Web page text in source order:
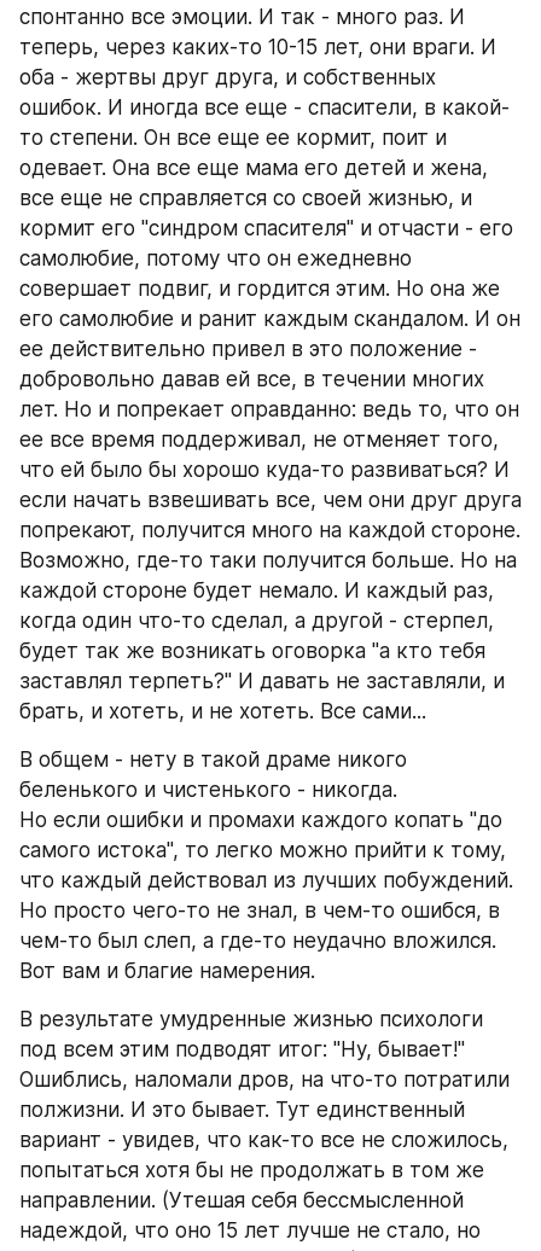
спонтанно все эмоции. И так - много раз. И
теперь, через каких-то 10-15 лет, они враги. И
оба - жертвы друг друга, и собственных
ошибок. И иногда все еще - спасители, в какой-
то степени. Он все еще ее кормит, поит и
одевает. Она все еще мама его детей и жена,
все еще не справляется со своей жизнью, и
кормит его "синдром спасителя" и отчасти - его
самолюбие, потому что он ежедневно
совершает подвиг, и гордится этим. Но она же
его самолюбие и ранит каждым скандалом. И он
ее действительно привел в это положение -
добровольно давав ей все, в течении многих
лет. Но и попрекает оправданно: ведь то, что он
ее все время поддерживал, не отменяет того,
что ей было бы хорошо куда-то развиваться? И
если начать взвешивать все, чем они друг друга
попрекают, получится много на каждой стороне.
Возможно, где-то таки получится больше. Но на
каждой стороне будет немало. И каждый раз,
когда один что-то сделал, а другой - стерпел,
будет так же возникать оговорка "а кто тебя
заставлял терпеть?" И давать не заставляли, и
брать, и хотеть, и не хотеть. Все сами...
В общем - нету в такой драме никого
беленького и чистенького - никогда.
Но если ошибки и промахи каждого копать "до
самого истока", то легко можно прийти к тому,
что каждый действовал из лучших побуждений.
Но просто чего-то не знал, в чем-то ошибся, в
чем-то был слеп, а где-то неудачно вложился.
Вот вам и благие намерения.
В результате умудренные жизнью психологи
под всем этим подводят итог: "Ну, бывает!"
Ошиблись, наломали дров, на что-то потратили
полжизни. И это бывает. Тут единственный
вариант - увидев, что как-то все не сложилось,
попытаться хотя бы не продолжать в том же
направлении. (Утешая себя бессмысленной
надеждой, что оно 15 лет лучше не стало, но